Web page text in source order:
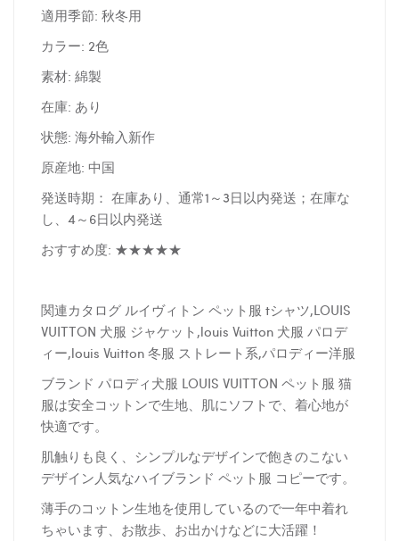
適用季節: 秋冬用
カラー: 2色
素材: 綿製
在庫: あり
状態: 海外輸入新作
原産地: 中国
発送時期： 在庫あり、通常1～3日以内発送；在庫な
し、4～6日以内発送
おすすめ度: ★★★★★
関連カタログ ルイヴィトン ペット服 tシャツ,LOUIS
VUITTON 犬服 ジャケット,louis Vuitton 犬服 パロデ
ィー,louis Vuitton 冬服 ストレート系,パロディー洋服
ブランド パロディ犬服 LOUIS VUITTON ペット服 猫
服は安全コットンで生地、肌にソフトで、着心地が
快適です。
肌触りも良く、シンプルなデザインで飽きのこない
デザイン人気なハイブランド ペット服 コピーです。
薄手のコットン生地を使用しているので一年中着れ
ちゃいます、お散歩、お出かけなどに大活躍！